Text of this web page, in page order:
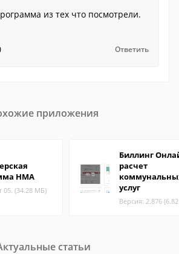
из тех что посмотрели.
Ответить
приложения
НМА
05. (34.28 МБ)
Биллинг
расчет
услуг
Версия: 2.876
статьи